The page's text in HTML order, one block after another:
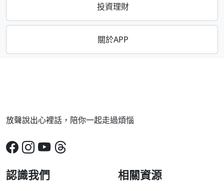
投資理財
關於APP
放聲說出心裡話，陪你一起走過煩惱
認識我們 相關資源